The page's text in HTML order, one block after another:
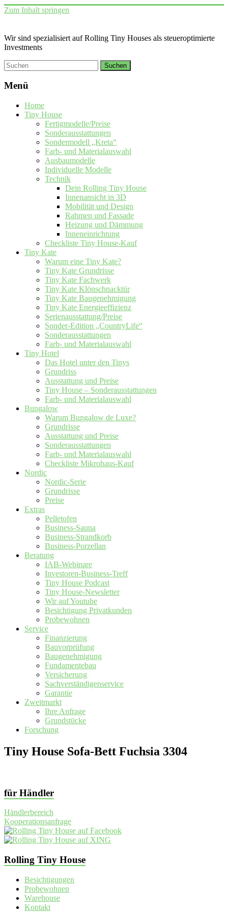
Zum Inhalt springen
Wir sind spezialisiert auf Rolling Tiny Houses als steueroptimierte
Investments
Menü
Home
Tiny House
Fertigmodelle/Preise
Sonderausstattungen
Sondermodell „Kreta“
Farb- und Materialauswahl
Ausbaumodelle
Individuelle Modelle
Technik
Dein Rolling Tiny House
Innenansicht in 3D
Mobilität und Design
Rahmen und Fassade
Heizung und Dämmung
Inneneinrichtung
Checkliste Tiny House-Kauf
Tiny Kate
Warum eine Tiny Kate?
Tiny Kate Grundrisse
Tiny Kate Fachwerk
Tiny Kate Klönschnacktür
Tiny Kate Baugenehmigung
Tiny Kate Energieeffizienz
Serienausstattung/Preise
Sonder-Edition „CountryLife“
Sonderausstattungen
Farb- und Materialauswahl
Tiny Hotel
Das Hotel unter den Tinys
Grundriss
Ausstattung und Preise
Tiny House – Sonderausstattungen
Farb- und Materialauswahl
Bungalow
Warum Bungalow de Luxe?
Grundrisse
Ausstattung und Preise
Sonderausstattungen
Farb- und Materialauswahl
Checkliste Mikrohaus-Kauf
Nordic
Nordic-Serie
Grundrisse
Preise
Extras
Pelletofen
Business-Sauna
Business-Strandkorb
Business-Porzellan
Beratung
IAB-Webinare
Investoren-Business-Treff
Tiny House Podcast
Tiny House-Newsletter
Wir auf Youtube
Besichtigung Privatkunden
Probewohnen
Service
Finanzierung
Bauvorprüfung
Baugenehmigung
Fundamentebau
Versicherung
Sachverständigenservice
Garantie
Zweitmarkt
Ihre Anfrage
Grundstücke
Forschung
Tiny House Sofa-Bett Fuchsia 3304
für Händler
Händlerbereich
Kooperationsanfrage
Rolling Tiny House
Besichtigungen
Probewohnen
Warehouse
Kontakt